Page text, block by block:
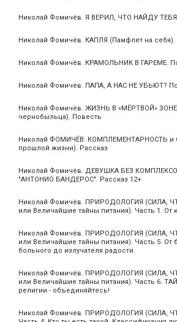
Николай Фомичёв. Я ВЕРИЛ, ЧТО НАЙДУ ТЕБЯ
Николай Фомичёв. КАПЛЯ (Памфлет на себя).
Николай Фомичёв. КРАМОЛЬНИК В ГАРЕМЕ.
Николай Фомичёв. ПАПА, А НАС НЕ УБЬЮТ?
Николай Фомичёв. ЖИЗНЬ В «МЁРТВОЙ» ЗОНЕ
чернобыльца). Повесть
Николай ФОМИЧЁВ. КОМПЛЕМЕНТАРНОСТЬ и
прошлой жизни). Рассказ
Николай Фомичёв. ДЕВУШКА БЕЗ
"АНТОНИО БАНДЕРОС". Рассказ 12+
Николай Фомичёв. ПРИРОДОЛОГИЯ (СИЛА,
или Величайшие тайны питания). Часть 1. От
Николай Фомичёв. ПРИРОДОЛОГИЯ (СИЛА,
или Величайшие тайны питания). Часть 5. От
больного до излучателя радости.
Николай Фомичёв. ПРИРОДОЛОГИЯ (СИЛА,
или Величайшие тайны питания). Часть 6.
религии - объединяйтесь!
Николай Фомичёв. ПРИРОДОЛОГИЯ (СИЛА,